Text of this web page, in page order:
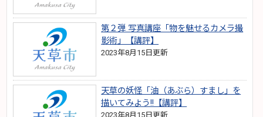
第２弾 写真講座「物を魅せるカメラ撮
影術」【講評】
2023年8月15日更新
天草の妖怪「油（あぶら）すまし」を
描いてみよう!!【講評】
2023年8月15日更新